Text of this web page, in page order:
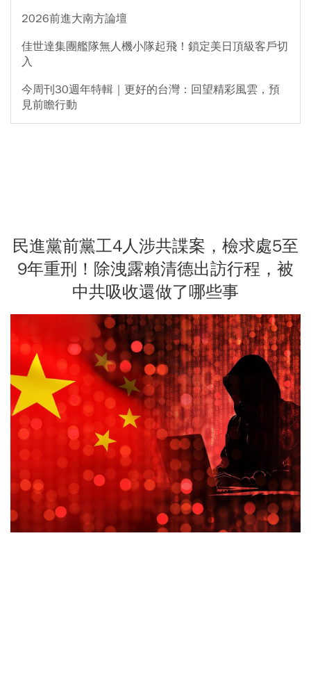
2026前進大南方論壇
佳世達集團艦隊無人機小隊起飛！鎖定美日頂級客戶切
入
今周刊30週年特輯｜更好的台灣：回望精彩風雲，預
見前瞻行動
民進黨前黨工4人涉共諜案，檢求處5至
9年重刑！除洩露賴清德出訪行程，被
中共吸收還做了哪些事